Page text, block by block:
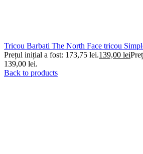
Tricou Barbati The North Face tricou
Prețul inițial a fost: 173,75 lei.139,00 lei
139,00 lei.
Back to products